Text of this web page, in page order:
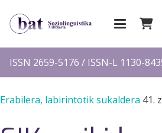
ISSN 2659-5176 / ISSN-L 1130-
Erabilera, labirintotik sukaldera 41.